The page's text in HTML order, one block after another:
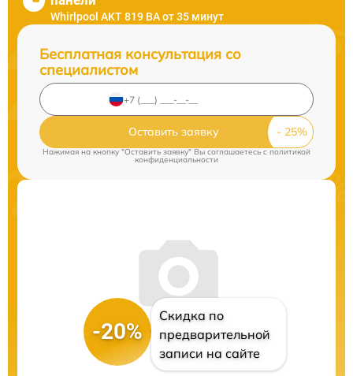
Whirlpool AKT 819 BA от 35 минут
Бесплатная консультация со
специалистом
Оставить заявку
Нажимая на кнопку "Оставить заявку" Вы соглашаетесь c политикой
конфиденциальности
-20%
Скидка по
предварительной
записи на сайте